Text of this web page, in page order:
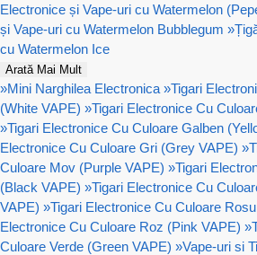
Electronice și Vape-uri cu Watermelon
și Vape-uri cu Watermelon Bubblegum »
cu Watermelon Ice
Arată Mai Mult
»Mini Narghilea Electronica »Tigari
(White VAPE) »Tigari Electronice Cu
»Tigari Electronice Cu Culoare Galben
Electronice Cu Culoare Gri (Grey VAPE) »
Culoare Mov (Purple VAPE) »Tigari
(Black VAPE) »Tigari Electronice Cu
VAPE) »Tigari Electronice Cu Culoare
Electronice Cu Culoare Roz (Pink VAPE) »
Culoare Verde (Green VAPE) »Vape-uri si